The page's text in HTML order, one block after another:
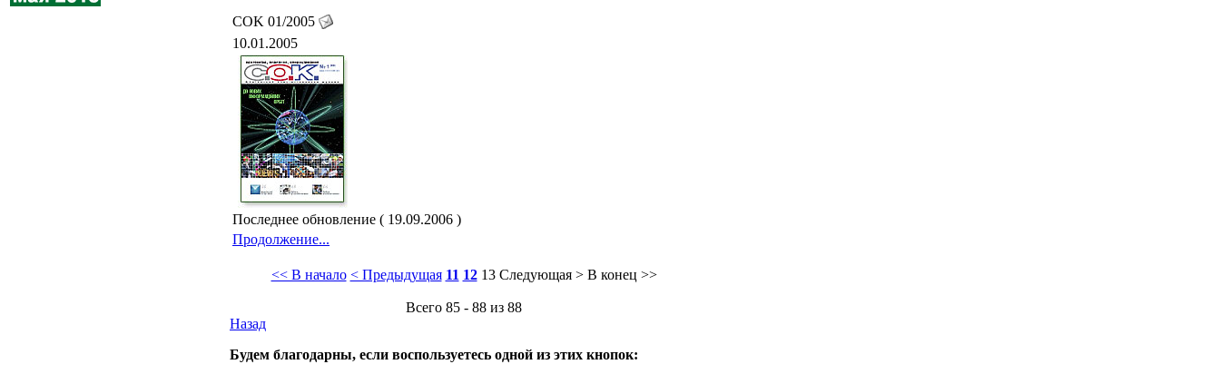
COK 01/2005
10.01.2005
Последнее обновление ( 19.09.2006 )
Продолжение...
<< В начало < Предыдущая 11 12 13 Следующая > В конец >>
Всего 85 - 88 из 88
Назад
Будем благодарны, если воспользуетесь одной из этих кнопок: